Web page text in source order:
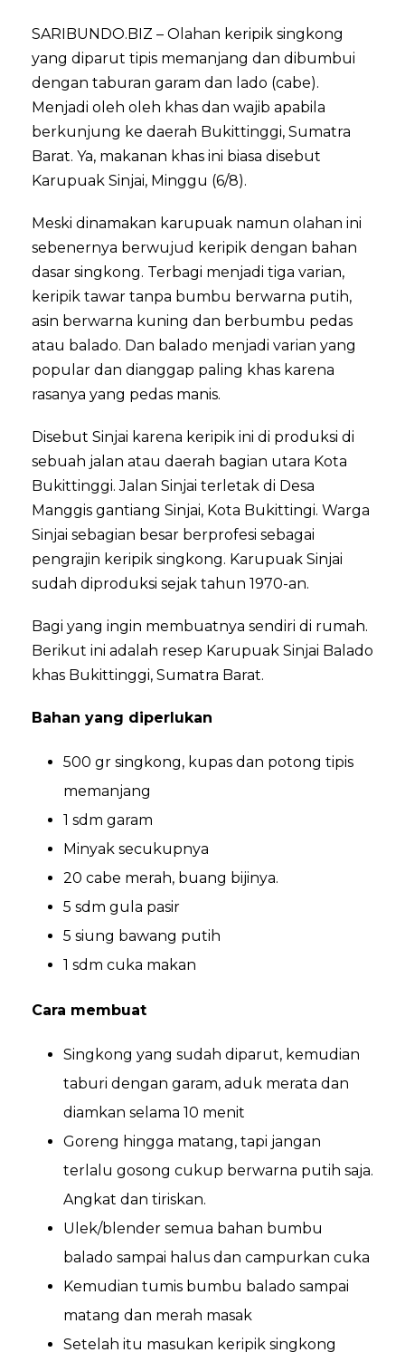
SARIBUNDO.BIZ – Olahan keripik singkong
yang diparut tipis memanjang dan dibumbui
dengan taburan garam dan lado (cabe).
Menjadi oleh oleh khas dan wajib apabila
berkunjung ke daerah Bukittinggi, Sumatra
Barat. Ya, makanan khas ini biasa disebut
Karupuak Sinjai, Minggu (6/8).
Meski dinamakan karupuak namun olahan ini
sebenernya berwujud keripik dengan bahan
dasar singkong. Terbagi menjadi tiga varian,
keripik tawar tanpa bumbu berwarna putih,
asin berwarna kuning dan berbumbu pedas
atau balado. Dan balado menjadi varian yang
popular dan dianggap paling khas karena
rasanya yang pedas manis.
Disebut Sinjai karena keripik ini di produksi di
sebuah jalan atau daerah bagian utara Kota
Bukittinggi. Jalan Sinjai terletak di Desa
Manggis gantiang Sinjai, Kota Bukittingi. Warga
Sinjai sebagian besar berprofesi sebagai
pengrajin keripik singkong. Karupuak Sinjai
sudah diproduksi sejak tahun 1970-an.
Bagi yang ingin membuatnya sendiri di rumah.
Berikut ini adalah resep Karupuak Sinjai Balado
khas Bukittinggi, Sumatra Barat.
Bahan yang diperlukan
500 gr singkong, kupas dan potong tipis
memanjang
1 sdm garam
Minyak secukupnya
20 cabe merah, buang bijinya.
5 sdm gula pasir
5 siung bawang putih
1 sdm cuka makan
Cara membuat
Singkong yang sudah diparut, kemudian
taburi dengan garam, aduk merata dan
diamkan selama 10 menit
Goreng hingga matang, tapi jangan
terlalu gosong cukup berwarna putih saja.
Angkat dan tiriskan.
Ulek/blender semua bahan bumbu
balado sampai halus dan campurkan cuka
Kemudian tumis bumbu balado sampai
matang dan merah masak
Setelah itu masukan keripik singkong